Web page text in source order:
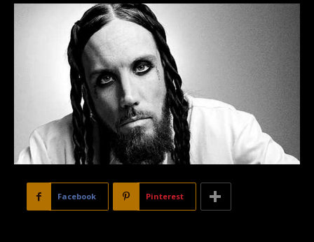
Facebook Pinterest